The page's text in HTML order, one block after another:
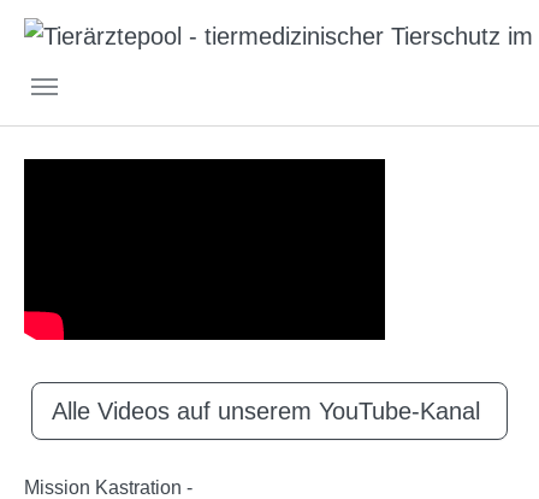
Alle Videos auf unserem YouTube-Kanal
Mission Kastration -